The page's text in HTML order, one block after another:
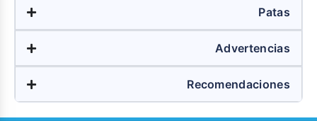
Patas
Advertencias
Recomendaciones